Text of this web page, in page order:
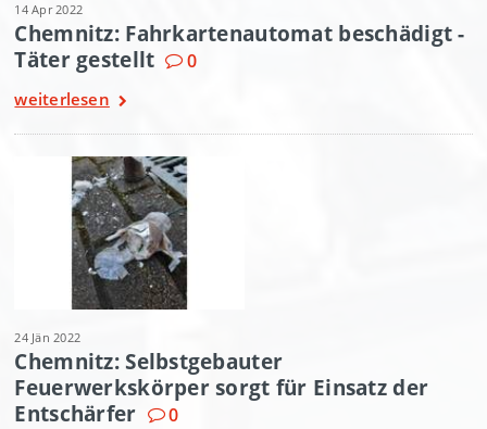
14 Apr 2022
Chemnitz: Fahrkartenautomat beschädigt -
Täter gestellt
0
weiterlesen
24 Jän 2022
Chemnitz: Selbstgebauter
Feuerwerkskörper sorgt für Einsatz der
Entschärfer
0